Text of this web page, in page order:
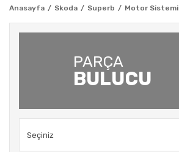
Anasayfa Skoda Superb Motor Sistemi
PARÇA
BULUCU